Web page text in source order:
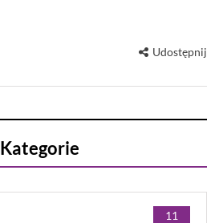
Udostępnij
Kategorie
11